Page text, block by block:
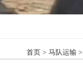
首页 > 马队运输 >